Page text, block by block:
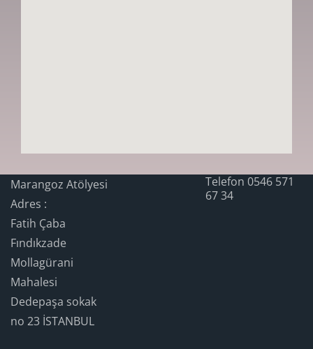
Marangoz Atölyesi
Adres :
Fatih Çaba
Fındıkzade
Mollagürani
Mahalesi
Dedepaşa sokak
no 23 İSTANBUL
Telefon 0546 571
67 34